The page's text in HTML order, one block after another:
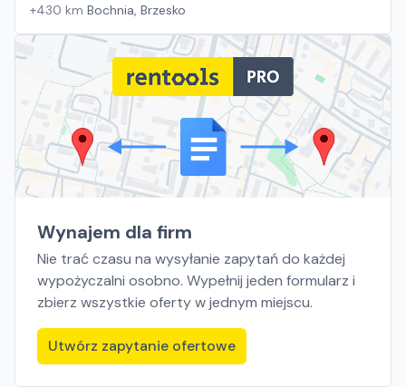
+430 km Bochnia, Brzesko
Wynajem dla firm
Nie trać czasu na wysyłanie zapytań do każdej
wypożyczalni osobno. Wypełnij jeden formularz i
zbierz wszystkie oferty w jednym miejscu.
Utwórz zapytanie ofertowe